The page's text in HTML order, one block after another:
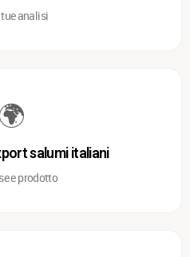
tue analisi
🌍
salumi italiani
e prodotto